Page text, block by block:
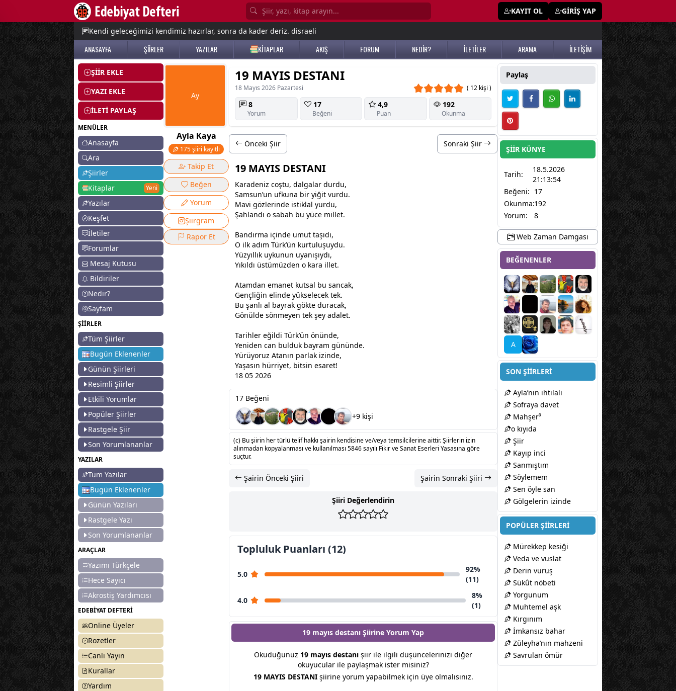
KAYIT OL GİRİŞ YAP
Kendi geleceğimizi kendimiz hazırlar, sonra da kader deriz. disraeli
ANASAYFA ŞİİRLER YAZILAR KİTAPLAR AKIŞ FORUM NEDİR? İLETİLER ARAMA İLETİŞİM
ŞİİR EKLE
YAZI EKLE
İLETİ PAYLAŞ
MENÜLER
Anasayfa
Ara
Şiirler
Kitaplar
Yeni
Yazılar
Keşfet
İletiler
Forumlar
Mesaj Kutusu
Bildiriler
Nedir?
Sayfam
ŞİİRLER
Tüm Şiirler
Bugün Eklenenler
Günün Şiirleri
Resimli Şiirler
Etkili Yorumlar
Popüler Şiirler
Rastgele Şiir
Son Yorumlananlar
YAZILAR
Tüm Yazılar
Bugün Eklenenler
Günün Yazıları
Rastgele Yazı
Son Yorumlananlar
ARAÇLAR
Yazımı Türkçele
Hece Sayıcı
Akrostiş Yardımcısı
EDEBİYAT DEFTERİ
Online Üyeler
Rozetler
Canlı Yayın
Kurallar
Yardım
Ay
Ayla Kaya
175 şiiri kayıtlı
Takip Et
Beğen
Yorum
Şiirgram
Rapor Et
19 MAYIS DESTANI
18 Mayıs 2026 Pazartesi ( 12 kişi )
8
Yorum
17
Beğeni
4,9
Puan
192
Okunma
Önceki Şiir Sonraki Şiir
19 MAYIS DESTANI
Karadeniz coştu, dalgalar durdu,
Samsun’un ufkuna bir yiğit vurdu.
Mavi gözlerinde istiklal yurdu,
Şahlandı o sabah bu yüce millet.
​Bandırma içinde umut taşıdı,
O ilk adım Türk’ün kurtuluşuydu.
Yüzyıllık uykunun uyanışıydı,
Yıkıldı üstümüzden o kara illet.
​Atamdan emanet kutsal bu sancak,
Gençliğin elinde yükselecek tek.
Bu şanlı al bayrak gökte duracak,
Gönülde sönmeyen tek şey adalet.
​Tarihler eğildi Türk’ün önünde,
Yeniden can bulduk bayram gününde.
Yürüyoruz Atanın parlak izinde,
Yaşasın hürriyet, bitsin esaret!
18 05 2026
17 Beğeni
+9 kişi
(c) Bu şiirin her türlü telif hakkı şairin kendisine ve/veya temsilcilerine aittir. Şiirlerin izin
alınmadan kopyalanması ve kullanılması 5846 sayılı Fikir ve Sanat Eserleri Yasasına göre
suçtur.
Şairin Önceki Şiiri Şairin Sonraki Şiiri
Şiiri Değerlendirin
Topluluk Puanları (12)
5.0
92%
(11)
4.0
8%
(1)
19 mayıs destanı Şiirine Yorum Yap
Okuduğunuz 19 mayıs destanı şiir ile ilgili düşüncelerinizi diğer
okuyucular ile paylaşmak ister misiniz?
19 MAYIS DESTANIşiirine yorum yapabilmek için üye olmalısınız.
Paylaş
ŞİİR KÜNYE
Tarih:
18.5.2026
21:13:54
Beğeni: 17
Okunma:192
Yorum:
8
Web Zaman Damgası
BEĞENENLER
A
SON ŞİİRLERİ
Ayla’nın ihtilali
Sofraya davet
Mahşer⁹
​o kıyıda
Şiir
Kayıp inci
Sanmıştım
Söylemem
Sen öyle san
Gölgelerin izinde
POPÜLER ŞİİRLERİ
Mürekkep kesiği
Veda ve vuslat
Derin vuruş
Sükût nöbeti
Yorgunum
Muhtemel aşk
Kırgınım
İmkansız bahar
Züleyha’nın mahzeni
Savrulan ömür
menu